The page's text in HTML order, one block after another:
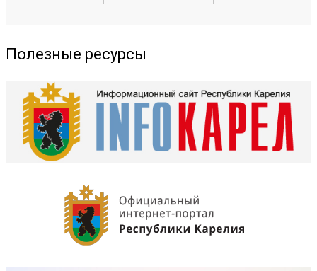
Полезные ресурсы